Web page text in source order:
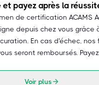
payez après la
de certification ACAMS
depuis chez vous grâce
En cas d'échec, nos
seront remboursés.
Voir plus